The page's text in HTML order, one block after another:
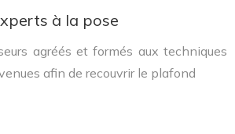
à la pose
agréés et formés aux techniques
afin de recouvrir le plafond